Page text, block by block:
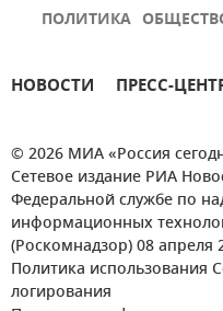
ПОЛИТИКА
НОВОСТИ ПРЕСС-
© 2026 МИА «Россия
Сетевое издание РИА
Федеральной службе по
информационных
(Роскомнадзор) 08 апреля
Политика использования
логирования